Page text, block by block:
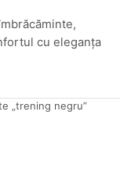
cu eleganța
„trening negru”